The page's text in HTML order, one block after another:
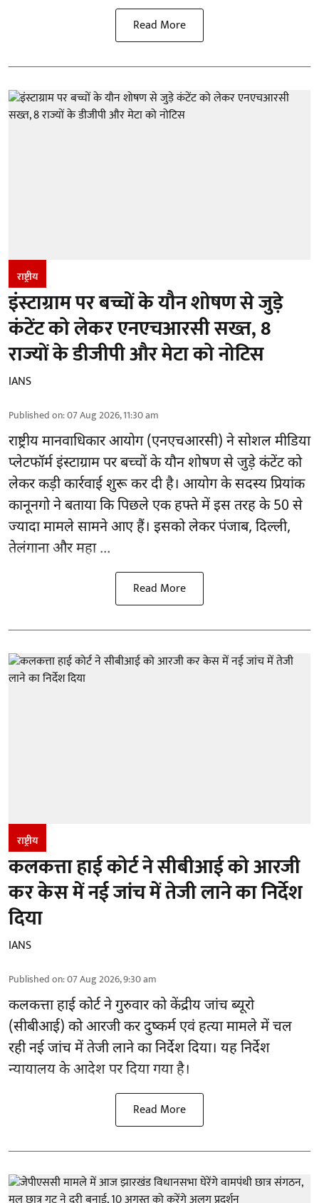
Read More
राष्ट्रीय
इंस्टाग्राम पर बच्चों के यौन शोषण से जुड़े
कंटेंट को लेकर एनएचआरसी सख्त, 8
राज्यों के डीजीपी और मेटा को नोटिस
IANS
Published on:07 Aug 2026, 11:30 am
राष्ट्रीय मानवाधिकार आयोग(एनएचआरसी) ने सोशल मीडिया
प्लेटफॉर्म इंस्टाग्राम पर बच्चों के यौन शोषण से जुड़े कंटेंट को
लेकर कड़ी कार्रवाई शुरू कर दी है। आयोग के सदस्य प्रियांक
कानूनगो ने बताया कि पिछले एक हफ्ते में इस तरह के 50 से
ज्यादा मामले सामने आए हैं। इसको लेकर पंजाब, दिल्ली,
तेलंगाना और महा ...
Read More
राष्ट्रीय
कलकत्ता हाई कोर्ट ने सीबीआई को आरजी
कर केस में नई जांच में तेजी लाने का निर्देश
दिया
IANS
Published on:07 Aug 2026, 9:30 am
कलकत्ता हाई कोर्ट ने गुरुवार को केंद्रीय जांच ब्यूरो
(सीबीआई) कोआरजी कर दुष्कर्म एवं हत्या मामलेमें चल
रही नई जांच में तेजी लाने का निर्देश दिया। यह निर्देश
न्यायालय के आदेश पर दिया गया है।
Read More